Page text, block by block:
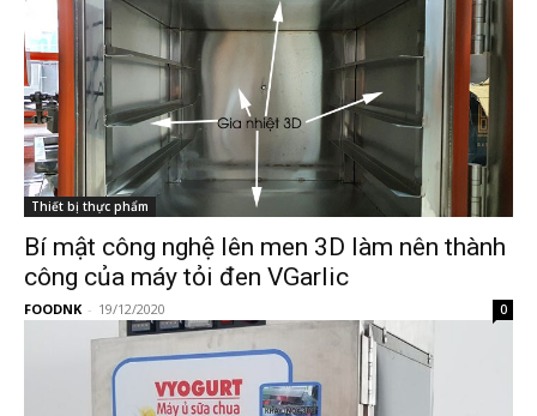
Thiết bị thực phẩm
Bí mật công nghệ lên men 3D làm nên thành
công của máy tỏi đen VGarlic
FOODNK - 19/12/2020 0